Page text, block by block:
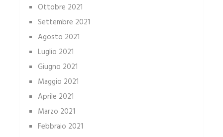
Ottobre 2021
Settembre 2021
Agosto 2021
Luglio 2021
Giugno 2021
Maggio 2021
Aprile 2021
Marzo 2021
Febbraio 2021